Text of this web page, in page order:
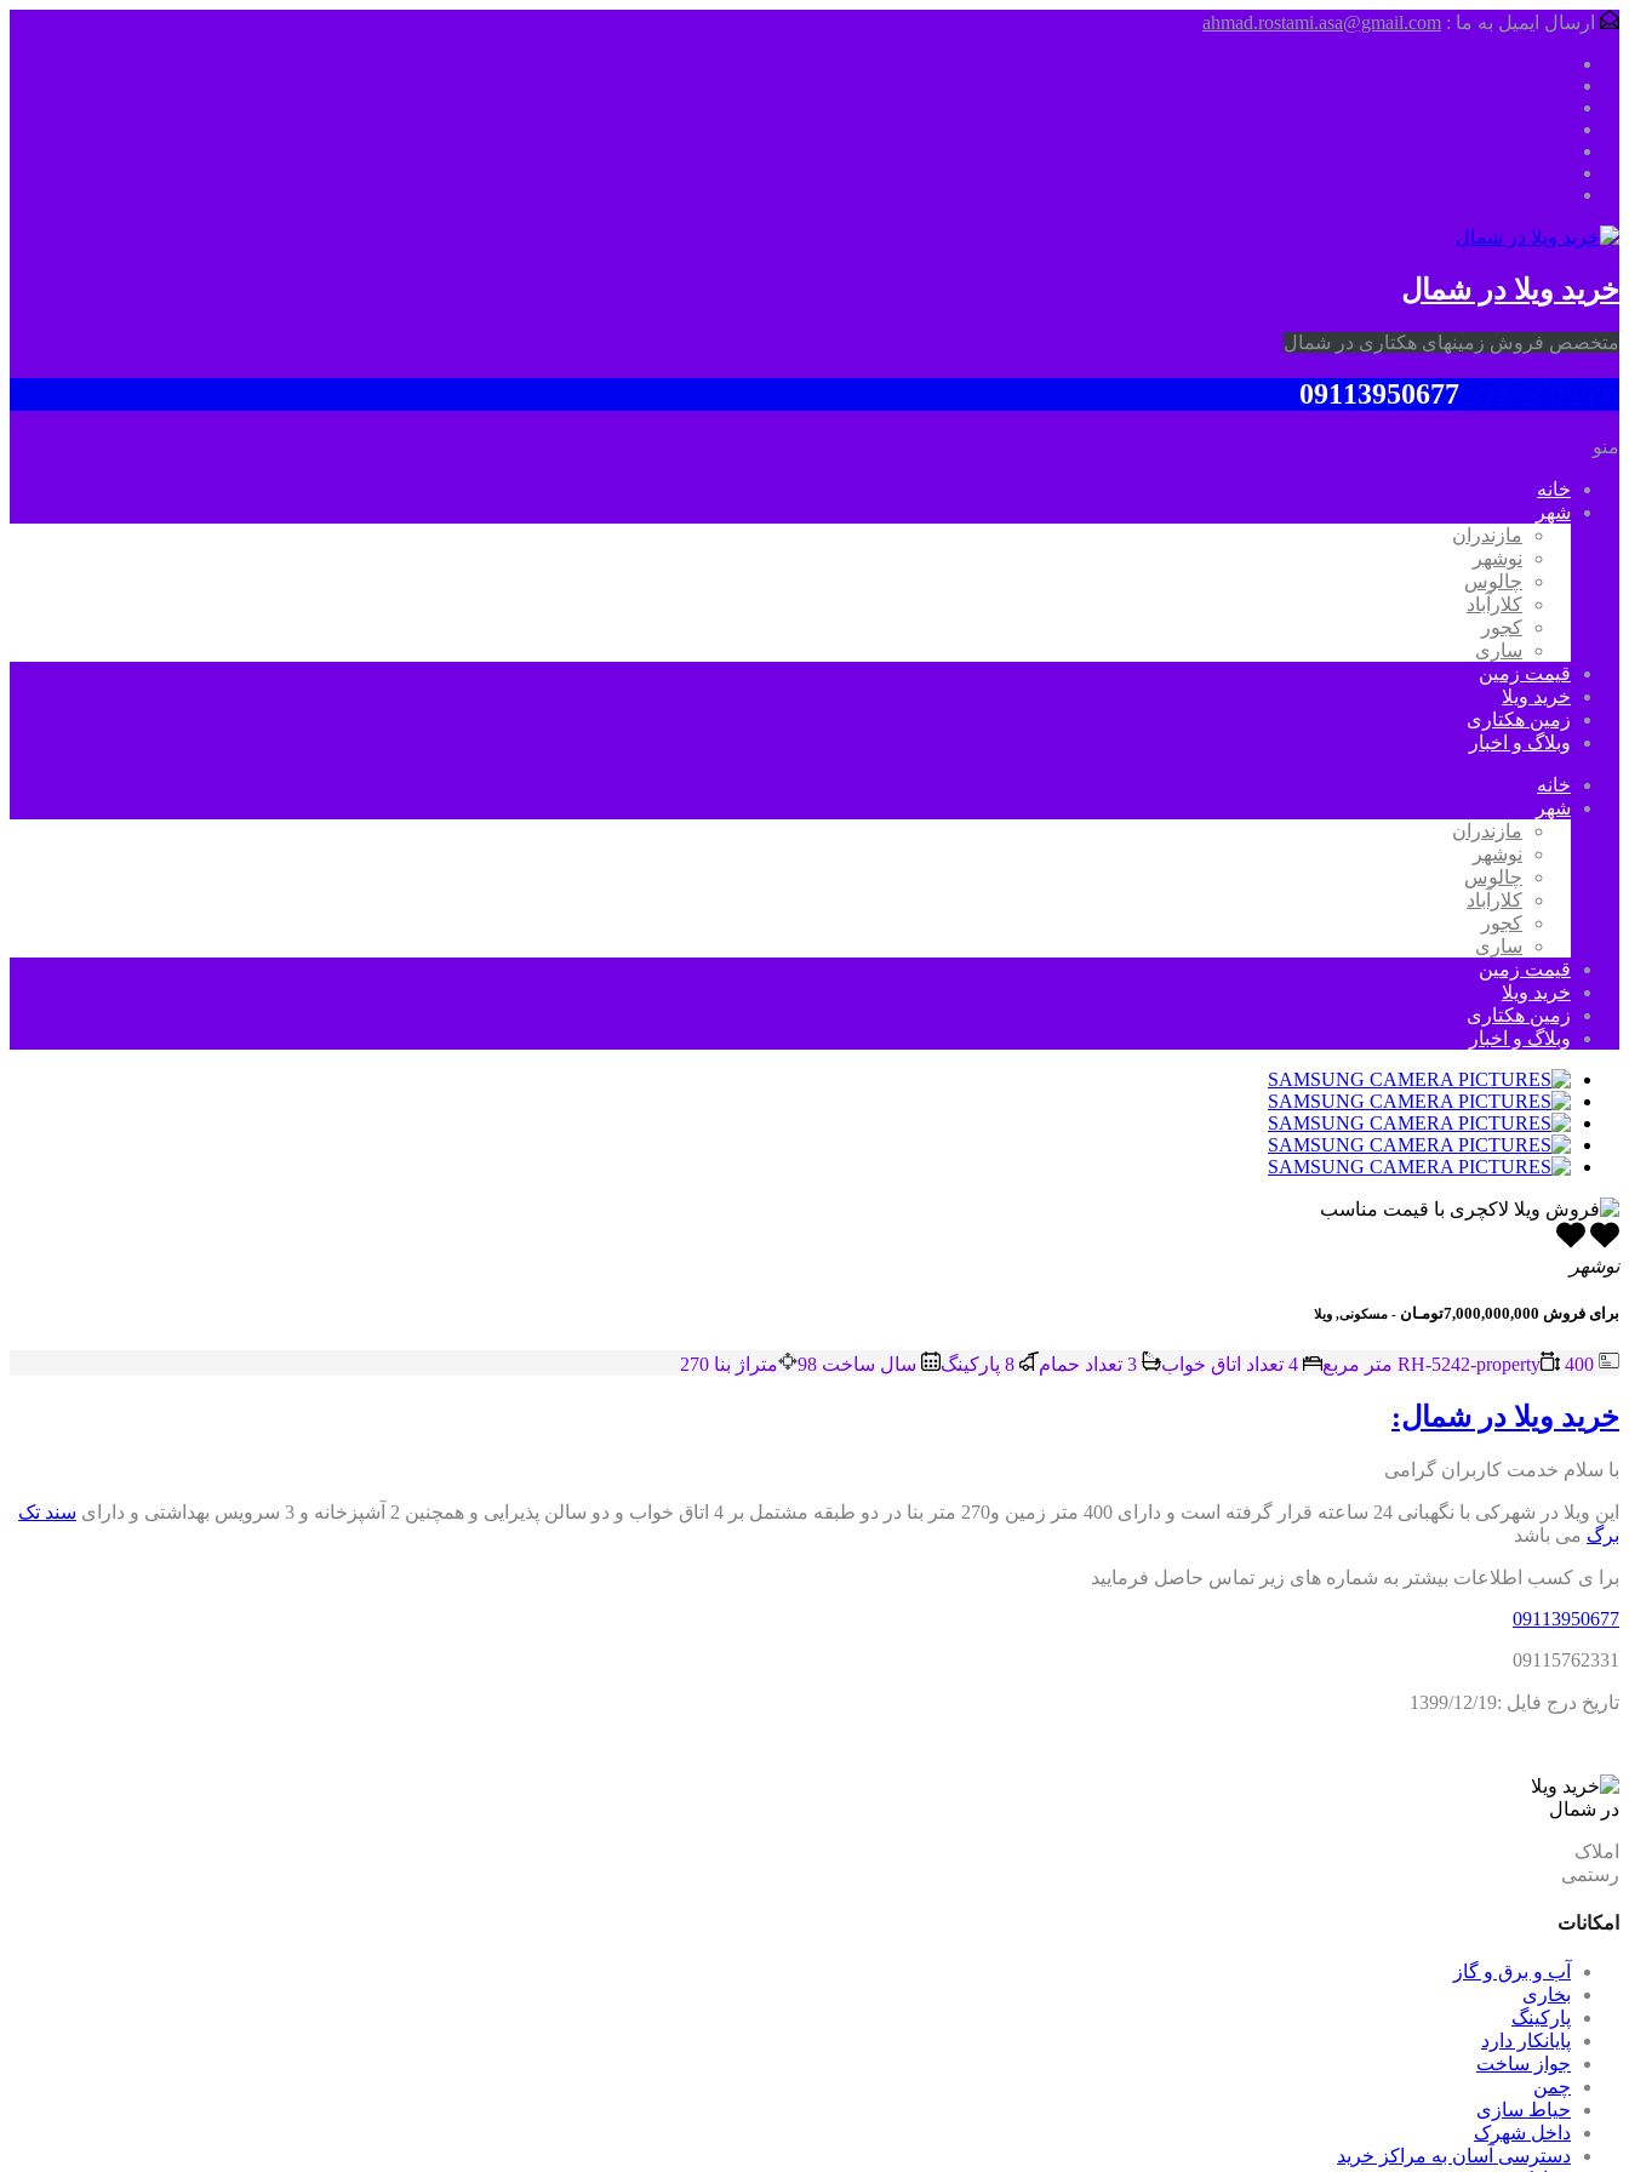
ارسال ایمیل به ما : ahmad.rostami.asa@gmail.com
خرید ویلا در شمال
متخصص فروش زمینهای هکتاری در شمال
09113950677
منو
خانه
شهر
مازندران
نوشهر
چالوس
کلارآباد
کجور
ساری
قیمت زمین
خرید ویلا
زمین هکتاری
وبلاگ و اخبار
خانه
شهر
مازندران
نوشهر
چالوس
کلارآباد
کجور
ساری
قیمت زمین
خرید ویلا
زمین هکتاری
وبلاگ و اخبار
نوشهر
برای فروش 7,000,000,000تومـان - مسکونی, ویلا
400 متر مربع سال ساخت 98 متراژ بنا 270
خرید ویلا در شمال:
با سلام خدمت کاربران گرامی
این ویلا در شهرکی با نگهبانی 24 ساعته قرار گرفته است و دارای 400 متر زمین و270 متر بنا در دو طبقه مشتمل بر 4 اتاق خواب و دو سالن پذیرایی و همچنین 2 آشپزخانه و 3 سرویس بهداشتی و دارای
سند تک
برگ می باشد
برا ی کسب اطلاعات بیشتر به شماره های زیر تماس حاصل فرمایید
09113950677
09115762331
تاریخ درج فایل :1399/12/19
املاک
رستمی
امکانات
آب و برق و گاز
بخاری
پارکینگ
پایانکار دارد
جواز ساخت
چمن
حیاط سازی
داخل شهرک
دسترسی آسان به مراکز خرید